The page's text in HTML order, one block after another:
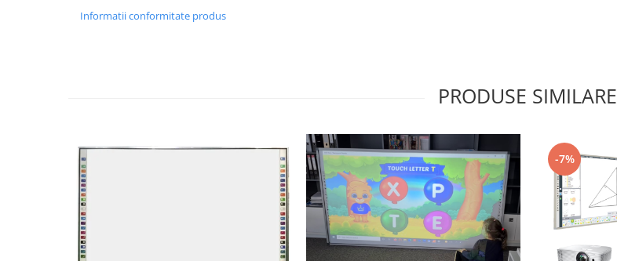
Stilouri,Pixuri,Rollere
Linere si Markere
Accesorii pentru birou
Capsatoare,Decapsatoare,Perforatoare
Agrafe,Ace,Clipsuri,Pioneze
Informatii conformitate produs
PRODUSE SIMILARE
-7%